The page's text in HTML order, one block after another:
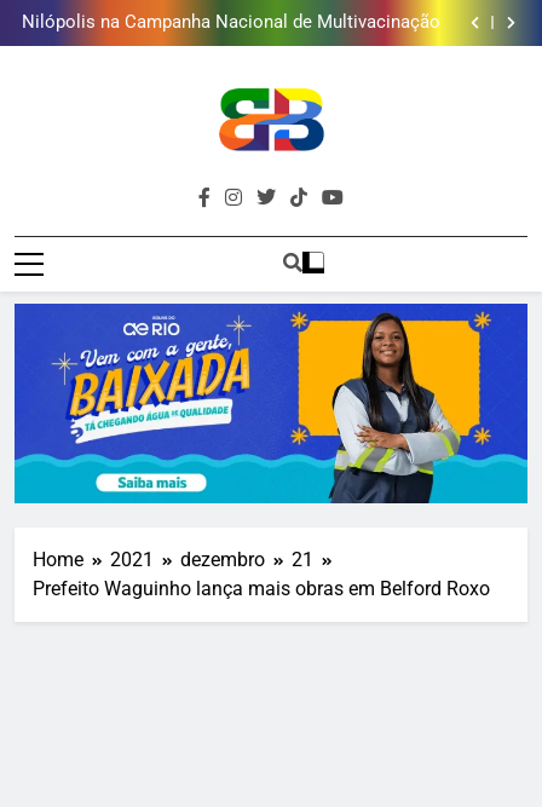
Grupo Código abre 100 vagas gratuitas para oficinas
de teatro, canto e balé em Japeri
Baixada Fluminense reduz letalidade violenta, mas
conservação ambiental em Xerém
Nilópolis na Campanha Nacional de Multivacinação
Grupo Código abre 100 vagas gratuitas para oficinas
de teatro, canto e balé em Japeri
Baixada Fluminense reduz letalidade violenta, mas
ainda registra mais de mil vítimas em 2025, aponta
Brava
Baixada
Baixada Fluminense Em Destaque!
Home 2021 dezembro
21
Prefeito Waguinho lança mais obras em Belford Roxo